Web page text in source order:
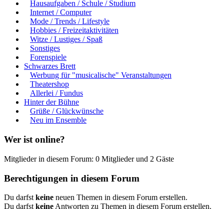
Hausaufgaben / Schule / Studium
Internet / Computer
Mode / Trends / Lifestyle
Hobbies / Freizeitaktivitäten
Witze / Lustiges / Spaß
Sonstiges
Forenspiele
Schwarzes Brett
Werbung für "musicalische" Veranstaltungen
Theatershop
Allerlei / Fundus
Hinter der Bühne
Grüße / Glückwünsche
Neu im Ensemble
Wer ist online?
Mitglieder in diesem Forum: 0 Mitglieder und 2 Gäste
Berechtigungen in diesem Forum
Du darfst keine neuen Themen in diesem Forum erstellen.
Du darfst keine Antworten zu Themen in diesem Forum erstellen.